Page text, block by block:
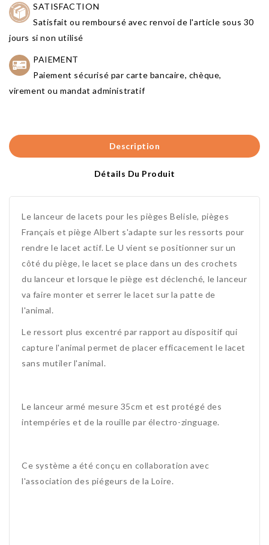
SATISFACTION
Satisfait ou remboursé avec renvoi de l'article sous 30
jours si non utilisé
PAIEMENT
Paiement sécurisé par carte bancaire, chèque,
virement ou mandat administratif
Description
Détails Du Produit
Le lanceur de lacets pour les pièges Belisle, pièges
Français et piège Albert s'adapte sur les ressorts pour
rendre le lacet actif. Le U vient se positionner sur un
côté du piège, le lacet se place dans un des crochets
du lanceur et lorsque le piège est déclenché, le lanceur
va faire monter et serrer le lacet sur la patte de
l'animal.
Le ressort plus excentré par rapport au dispositif qui
capture l'animal permet de placer efficacement le lacet
sans mutiler l'animal.
Le lanceur armé mesure 35cm et est protégé des
intempéries et de la rouille par électro-zinguage.
Ce système a été conçu en collaboration avec
l'association des piégeurs de la Loire.